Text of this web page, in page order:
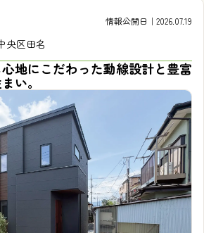
情報公開日｜2026.07.19
央区田名
地にこだわった動線設計と豊富
い。